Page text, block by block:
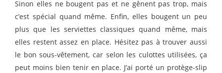
Sinon elles ne bougent pas et ne gênent pas trop, mais
c’est spécial quand même. Enfin, elles bougent un peu
plus que les serviettes classiques quand même, mais
elles restent assez en place. Hésitez pas à trouver aussi
le bon sous-vêtement, car selon les culottes utilisées, ça
peut moins bien tenir en place. J’ai porté un protège-slip